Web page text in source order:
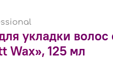
укладки волос
Wax», 125 мл